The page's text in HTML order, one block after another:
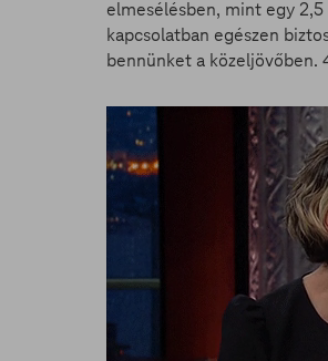
elmesélésben, mint egy
kapcsolatban egészen
bennünket a közeljövőben.